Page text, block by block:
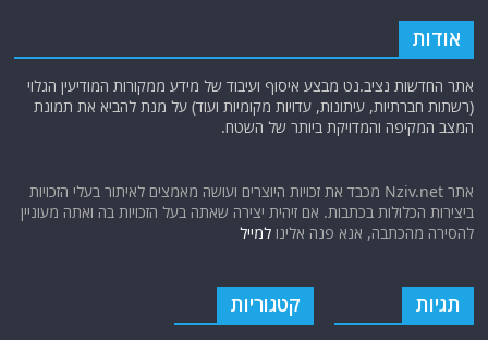
אודות
אתר החדשות נציב.נט מבצע איסוף ועיבוד של מידע ממקורות המודיעין הגלוי
(רשתות חברתיות, עיתונות, עדויות מקומיות ועוד) על מנת להביא את תמונת
המצב המקיפה והמדויקת ביותר של השטח.
אתר Nziv.net מכבד את זכויות היוצרים ועושה מאמצים לאיתור בעלי הזכויות
ביצירות הכלולות בכתבות. אם זיהית יצירה שאתה בעל הזכויות בה ואתה מעוניין
להסירה מהכתבה, אנא פנה אלינולמייל
תגיות קטגוריות